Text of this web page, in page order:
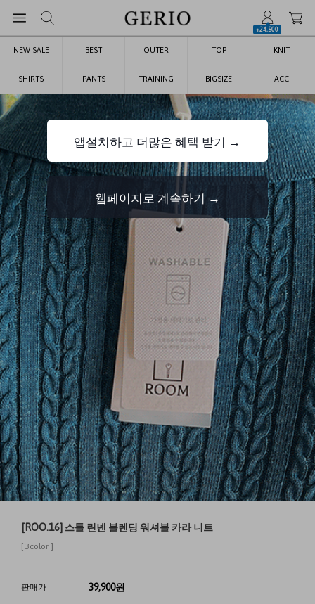
+24,500
NEW SALE BEST OUTER TOP KNIT
SHIRTS PANTS TRAINING BIGSIZE ACC
[ROO.16] 스톨 린넨 블렌딩 워셔블 카라 니트
[ 3color ]
판매가 39,900원
앱설치하고 더많은 혜택 받기 →
웹페이지로 계속하기 →